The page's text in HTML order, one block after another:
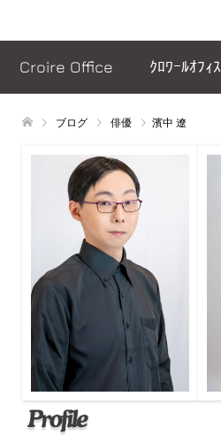
Croire Office ｸﾛﾜｰﾙｵﾌｨｽ
ブログ 俳優 濱中 遼